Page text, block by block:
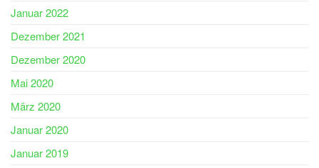
Januar 2022
Dezember 2021
Dezember 2020
Mai 2020
März 2020
Januar 2020
Januar 2019